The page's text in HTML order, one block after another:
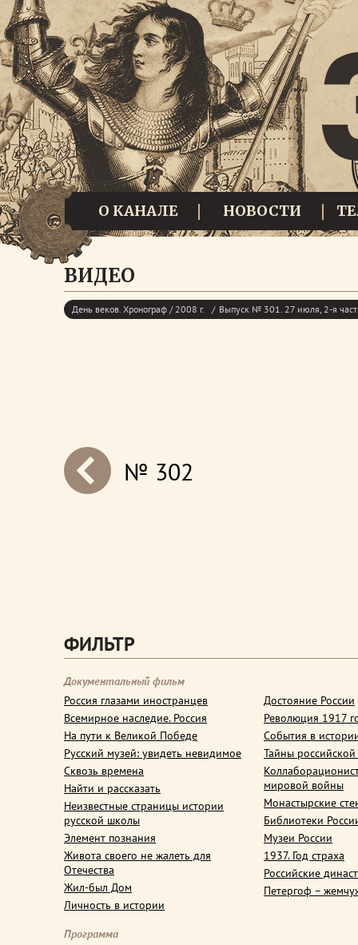
О КАНАЛЕ НОВОСТИ
ВИДЕО
День веков. Хронограф / 2008 г. Выпуск № 301. 27 июля, 2-я
next№ 302
ФИЛЬТР
Документальный фильм
Россия глазами иностранцев
Всемирное наследие. Россия
На пути к Великой Победе
Русский музей: увидеть невидимое
Сквозь времена
Найти и рассказать
Неизвестные страницы истории
русской школы
Элемент познания
Живота своего не жалеть для
Отечества
Жил-был Дом
Личность в истории
Достояние России
Революция 1917
События в
Тайны
мировой войны
Монастырские
Библиотеки
Музеи России
1937. Год страха
Российские
Петергоф –
Программа